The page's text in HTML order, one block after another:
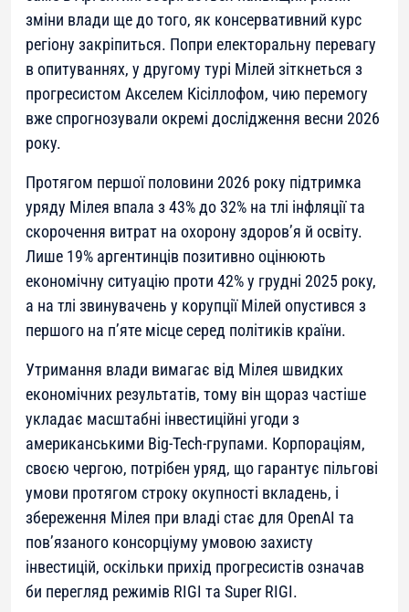
зміни влади ще до того, як консервативний курс
регіону закріпиться. Попри електоральну перевагу
в опитуваннях, у другому турі Мілей зіткнеться з
прогресистом Акселем Кісіллофом, чию перемогу
вже спрогнозували окремі дослідження весни 2026
року.
Протягом першої половини 2026 року підтримка
уряду Мілея впала з 43% до 32% на тлі інфляції та
скорочення витрат на охорону здоров’я й освіту.
Лише 19% аргентинців позитивно оцінюють
економічну ситуацію проти 42% у грудні 2025 року,
а на тлі звинувачень у корупції Мілей опустився з
першого на п’яте місце серед політиків країни.
Утримання влади вимагає від Мілея швидких
економічних результатів, тому він щораз частіше
укладає масштабні інвестиційні угоди з
американськими Big-Tech-групами. Корпораціям,
своєю чергою, потрібен уряд, що гарантує пільгові
умови протягом строку окупності вкладень, і
збереження Мілея при владі стає для OpenAI та
пов’язаного консорціуму умовою захисту
інвестицій, оскільки прихід прогресистів означав
би перегляд режимів RIGI та Super RIGI.